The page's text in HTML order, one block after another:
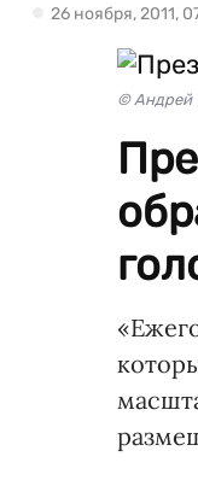
26 ноября, 2011,
© Андрей